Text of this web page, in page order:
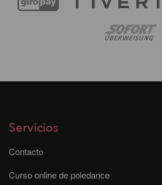
Servicios
Contacto
Curso online de poledance